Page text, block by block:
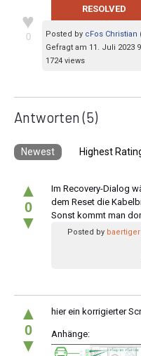
♥
0
RESOLVED
Posted by cFos Christian
Gefragt am 11. Juli 2023
1724 views
Antworten(5)
Newest Highest
▲
0
▼
Im Recovery-Dialog
dem Reset die
Sonst kommt man
Posted by baertiger
▲
0
▼
hier ein korrigierter
Anhänge: